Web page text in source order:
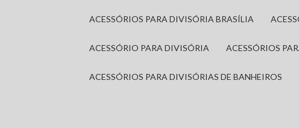
ACESSÓRIOS PARA DIVISÓRIA BRASÍLIA
ACESSÓRIO PARA DIVISÓRIA ACESSÓRIOS
ACESSÓRIOS PARA DIVISÓRIAS DE BANHEIROS